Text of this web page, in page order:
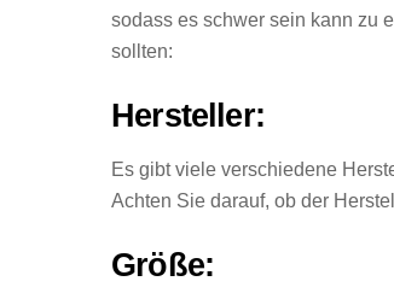
sodass es schwer sein kann zu
sollten:
Hersteller:
Es gibt viele verschiedene
Achten Sie darauf, ob der
Größe: